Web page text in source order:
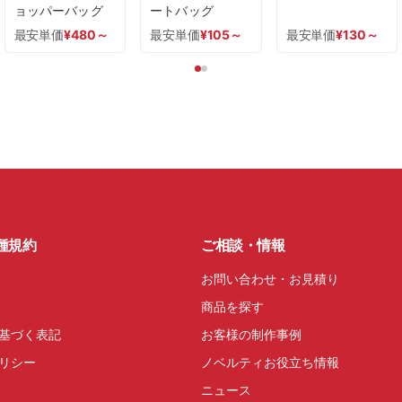
ョッパーバッグ
最安単価¥480 ～
ートバッグ
最安単価¥105～ 最安単価¥130 ～
規約
づく表記
シー
ご相談・情報
お問い合わせ・お見積り
商品を探す
お客様の制作事例
ノベルティお役立ち情報
ニュース